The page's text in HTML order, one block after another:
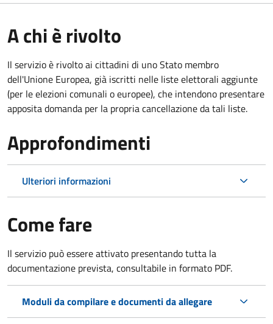
A chi è rivolto
Il servizio è rivolto ai cittadini di uno Stato membro
dell'Unione Europea, già iscritti nelle liste elettorali aggiunte
(per le elezioni comunali o europee), che intendono presentare
apposita domanda per la propria cancellazione da tali liste.
Approfondimenti
Ulteriori informazioni
Come fare
Il servizio può essere attivato presentando tutta la
documentazione prevista, consultabile in formato PDF.
Moduli da compilare e documenti da allegare